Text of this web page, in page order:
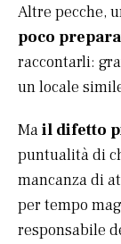
Altre pecche,
poco
raccontarli:
un locale
Mail difetto
puntualità di
mancanza di
per tempo
responsabile